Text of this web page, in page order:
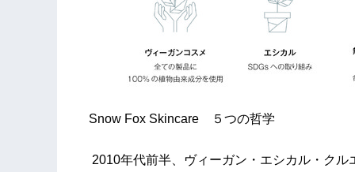
Snow Fox Skincare ５つの哲学
2010年代前半、ヴィーガン・エシカル・ク